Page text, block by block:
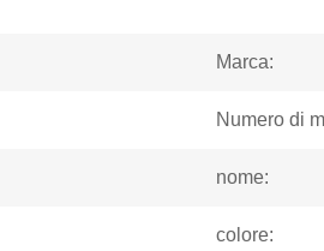
Marca:
Numero di
nome:
colore: